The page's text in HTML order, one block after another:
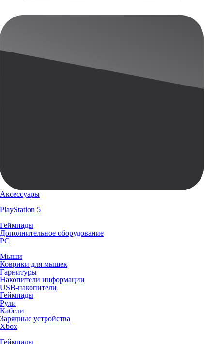
Аксессуары
PlayStation 5
Геймпады
Дополнительное оборудование
PC
Мыши
Коврики для мышек
Гарнитуры
Накопители информации
USB-накопители
Геймпады
Рули
Кабели
Зарядные устройства
Xbox
Геймпады